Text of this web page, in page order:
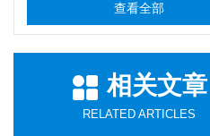
查看全部
相关文章
RELATED ARTICLES